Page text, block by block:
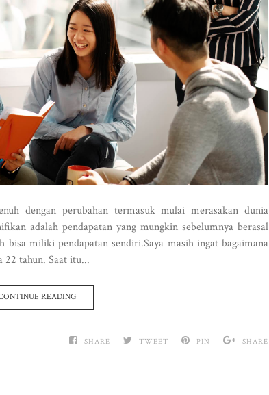
dengan perubahan termasuk mulai merasakan dunia
adalah pendapatan yang mungkin sebelumnya berasal
miliki pendapatan sendiri.Saya masih ingat bagaimana
22 tahun. Saat itu...
READING
SHARE TWEET PIN SHARE